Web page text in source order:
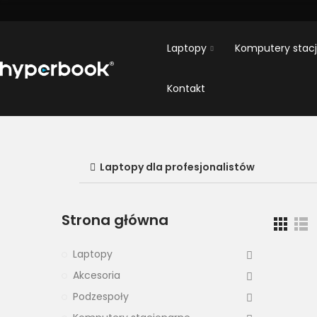
Laptopy Komputery
Kontakt
Laptopy dla profesjonalistów
Strona główna
Laptopy
Akcesoria
Podzespoły